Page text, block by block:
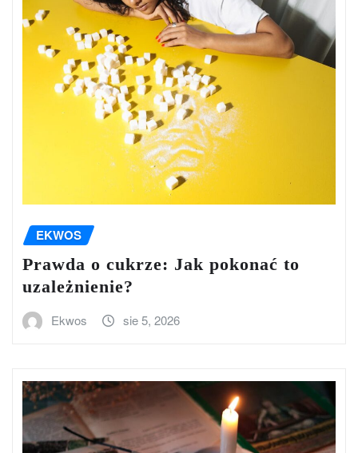
EKWOS
Prawda o cukrze: Jak pokonać to
uzależnienie?
Ekwos sie 5, 2026